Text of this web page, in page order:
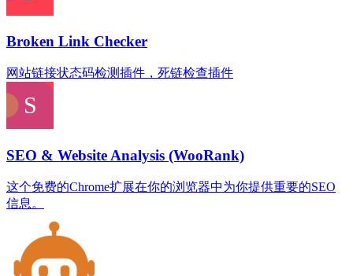
Broken Link Checker
网站链接状态码检测插件，死链检查插件
SEO & Website Analysis (WooRank)
这个免费的Chrome扩展在你的浏览器中为你提供重要的SEO
信息。